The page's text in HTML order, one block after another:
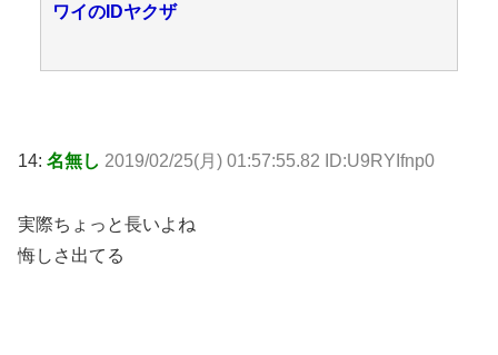
ワイのIDヤクザ
14: 名無し 2019/02/25(月) 01:57:55.82 ID:U9RYIfnp0
実際ちょっと長いよね
悔しさ出てる